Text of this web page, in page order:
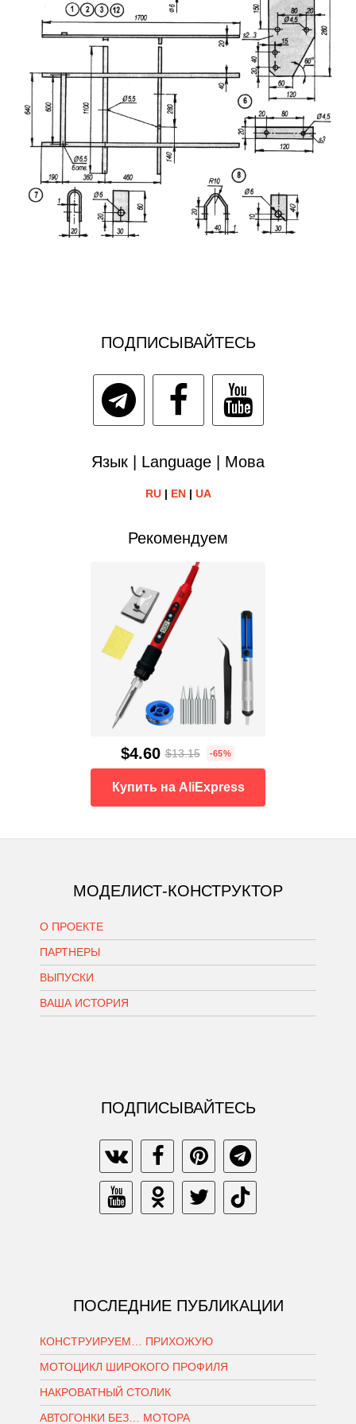
ПОДПИСЫВАЙТЕСЬ
Язык | Language | Мова
RU| EN| UA
Рекомендуем
$4.60 $13.15 -65%
Купить на AliExpress
МОДЕЛИСТ-КОНСТРУКТОР
О ПРОЕКТЕ
ПАРТНЕРЫ
ВЫПУСКИ
ВАША ИСТОРИЯ
ПОДПИСЫВАЙТЕСЬ
ПОСЛЕДНИЕ ПУБЛИКАЦИИ
КОНСТРУИРУЕМ… ПРИХОЖУЮ
МОТОЦИКЛ ШИРОКОГО ПРОФИЛЯ
НАКРОВАТНЫЙ СТОЛИК
АВТОГОНКИ БЕЗ… МОТОРА